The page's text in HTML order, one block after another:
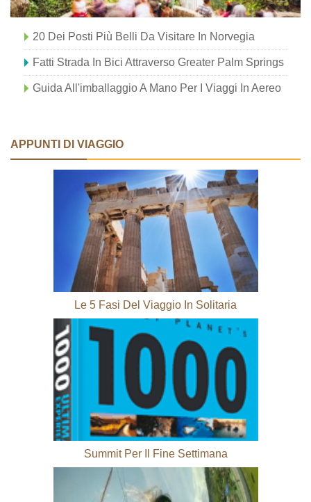
20 Dei Posti Più Belli Da Visitare In Norvegia
Fatti Strada In Bici Attraverso Greater Palm Springs
Guida All'imballaggio A Mano Per I Viaggi In Aereo
APPUNTI DI VIAGGIO
Le 5 Fasi Del Viaggio In Solitaria
Summit Per Il Fine Settimana